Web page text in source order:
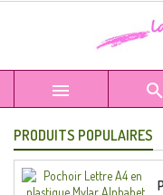
 
PRODUITS POPULAIRES